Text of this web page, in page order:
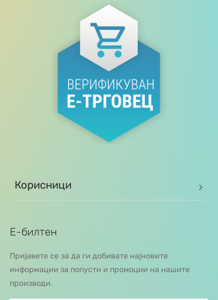
Корисници
Е-билтен
Пријавете се за да ги добивате најновите
информации за попусти и промоции на нашите
производи.